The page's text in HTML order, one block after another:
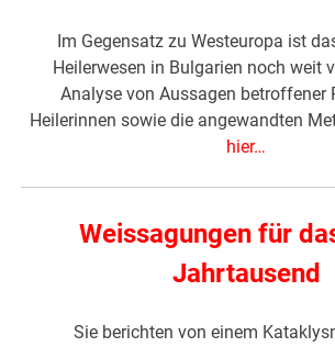
Im Gegensatz zu Westeuropa ist
Heilerwesen in Bulgarien noch weit
Analyse von Aussagen betroffener
Heilerinnen sowie die angewandten
hier…
Weissagungen für
Jahrtausend
Sie berichten von einem